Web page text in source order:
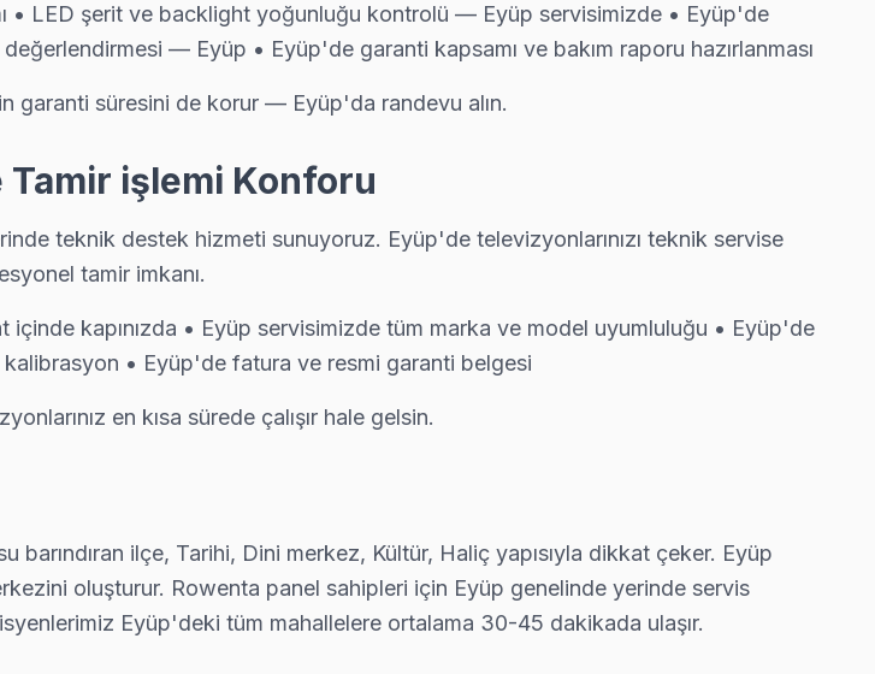
deneyimle Rowenta anakart, panel ve güç kartı tamiri yapıyoruz.
satın alma öncesi gizli arıza denetimi ücretsiz.
ve resmi tatilde de normal ücret tarifesiyle çalışıyor.
TV'lerde ısıl macun kuruması sık görülür. Ekibimiz bunu yerinde yeniliyor.
• LED şerit ve backlight yoğunluğu kontrolü — Eyüp servisimizde • Eyüp'de
— Eyüp • Eyüp'de garanti kapsamı ve bakım raporu hazırlanması
garanti süresini de korur — Eyüp'da randevu alın.
Tamir işlemi Konforu
teknik destek hizmeti sunuyoruz. Eyüp'de televizyonlarınızı teknik servise
tamir imkanı.
kapınızda • Eyüp servisimizde tüm marka ve model uyumluluğu • Eyüp'de
• Eyüp'de fatura ve resmi garanti belgesi
en kısa sürede çalışır hale gelsin.
ilçe, Tarihi, Dini merkez, Kültür, Haliç yapısıyla dikkat çeker. Eyüp
oluşturur. Rowenta panel sahipleri için Eyüp genelinde yerinde servis
Eyüp'deki tüm mahallelere ortalama 30-45 dakikada ulaşır.